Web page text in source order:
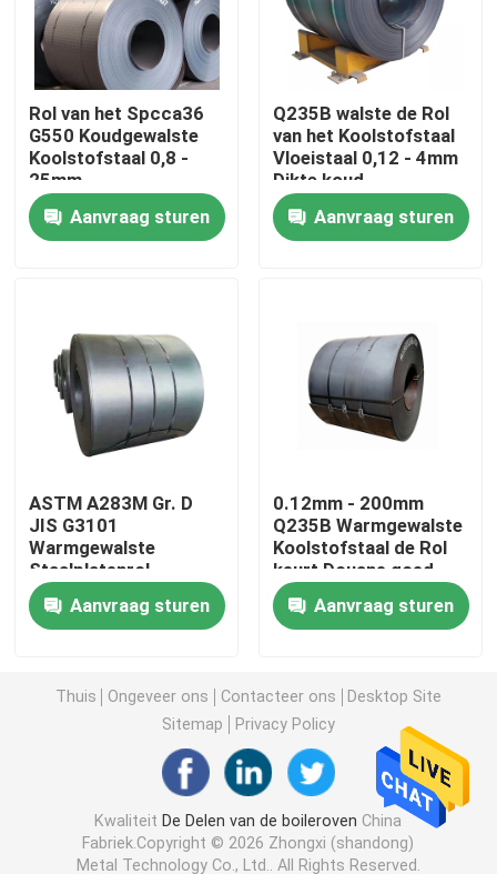
Kwaliteitscontrole
Contacteer ons
Verzoek om een Citaat
De Delen van de boileroven
koolstofstaalplaat
Naadloze staalpijp
Naadloze legeringspijp
De Pijp van de hoge drukboiler
De schilden van de boilerbuis
De Pijp van de boilerlucht
De Bar van de kettingsrooster
Rol van het Spcca36
G550 Koudgewalste
Koolstofstaal 0,8 -
25mm
Aanvraag sturen
Q235B walste de Rol
van het Koolstofstaal
Vloeistaal 0,12 - 4mm
Dikte koud
Aanvraag sturen
ASTM A283M Gr. D
JIS G3101
Warmgewalste
Staalplatenrol
GB/T700 Q235A
Aanvraag sturen
0.12mm - 200mm
Q235B Warmgewalste
Koolstofstaal de Rol
keurt Douane goed
Aanvraag sturen
Thuis Ongeveer ons Contacteer ons
Desktop Site
Sitemap
Privacy Policy
Kwaliteit De Delen van de boileroven China
Fabriek.Copyright © 2026 Zhongxi (shandong)
Metal Technology Co., Ltd.. All Rights Reserved.